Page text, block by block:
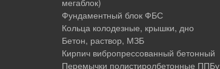
мегаблок)
Фундаментный блок ФБС
Кольца колодезные, крышки, дно
Бетон, раствор, МЗБ
Кирпич вибропрессованный бетонный
Перемычки полистиролбетонные ППБу